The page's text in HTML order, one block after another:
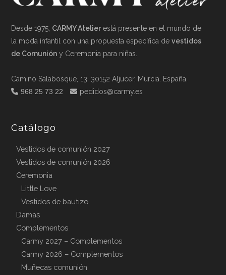
Desde 1975, CARMY Atelier está presente en el mundo de
la moda infantil con una propuesta específica devestidos
de Comunión y Ceremonia para niñas.
Camino Salabosque, 13. 30152 Aljucer, Murcia. España.
968 25 73 22
pedidos@carmy.es
Catálogo
Vestidos de comunión 2027
Vestidos de comunión 2026
Ceremonia
Little Love
Vestidos de bautizo
Damas
Complementos
Carmy 2027 – Complementos
Carmy 2026 – Complementos
Muñecas comunión